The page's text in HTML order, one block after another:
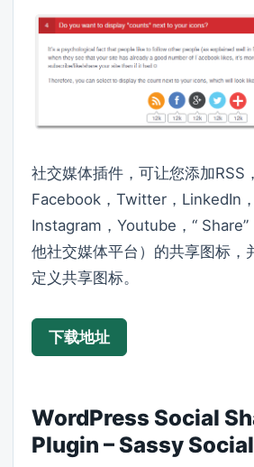
社交媒体插件，可让您添加RSS
Facebook，Twitter，LinkedIn
Instagram，Youtube，“
他社交媒体平台）的共享图标，
定义共享图标。
下载地址
WordPress Social
Plugin – Sassy